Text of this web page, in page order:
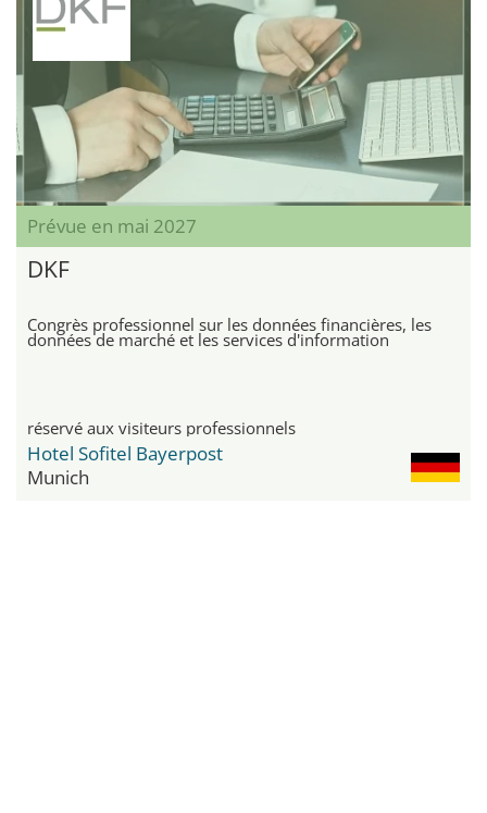
Prévue en mai 2027
DKF
Congrès professionnel sur les données financières, les
données de marché et les services d'information
réservé aux visiteurs professionnels
Hotel Sofitel Bayerpost
Munich